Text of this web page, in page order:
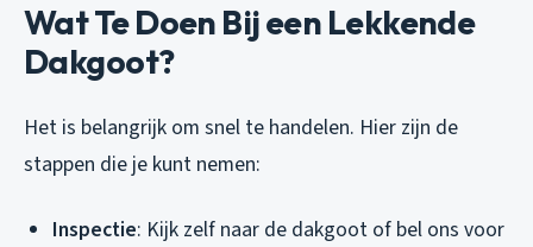
Wat Te Doen Bij een Lekkende
Dakgoot?
Het is belangrijk om snel te handelen. Hier zijn de
stappen die je kunt nemen:
Inspectie: Kijk zelf naar de dakgoot of bel ons voor